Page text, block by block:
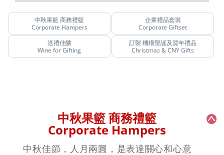
中秋果籃 商務禮籃
Corporate Hampers
企業禮品套裝
Corporate Giftset
送禮佳釀
Wine for Gifting
訂製 機構聖誕及賀年禮品
Christmas & CNY Gifts
中秋果籃 商務禮籃
Corporate Hampers
中秋佳節，人月兩圓，是表達關心和心意